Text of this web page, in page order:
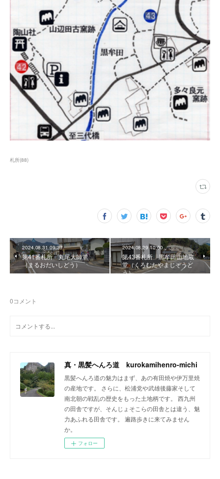
札所(88)
2024.08.31 09:37
第41番札所 丸尾大師堂
（まるおだいしどう）
2024.08.29 10:00
第43番札所 黒牟田山地蔵
堂（くろむたやまじぞうど
う）
0コメント
真・黒髪へんろ道 kurokamihenro-michi
黒髪へんろ道の魅力はまず、あの有田焼や伊万里焼
の産地です。 さらに、松浦党や武雄後藤家そして
南北朝の戦乱の歴史をもった土地柄です。 西九州
の田舎ですが、そんじょそこらの田舎とは違う、魅
力あふれる田舎です。 遍路歩きに来てみません
か。
フォロー